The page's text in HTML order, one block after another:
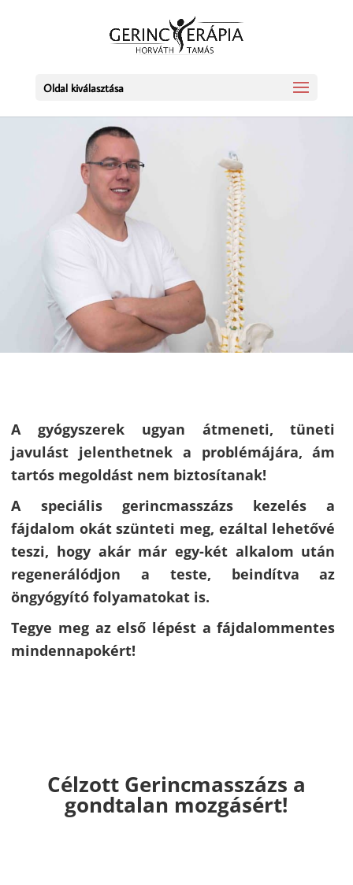
Oldal kiválasztása
A gyógyszerek ugyan átmeneti, tüneti
javulást jelenthetnek a problémájára, ám
tartós megoldást nem biztosítanak!
A speciális gerincmasszázs kezelés a
fájdalom okát szünteti meg, ezáltal lehetővé
teszi, hogy akár már egy-két alkalom után
regenerálódjon a teste, beindítva az
öngyógyító folyamatokat is.
Tegye meg az első lépést a fájdalommentes
mindennapokért!
Célzott Gerincmasszázs a
gondtalan mozgásért!